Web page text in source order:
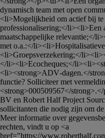
dynamisch team met open
<li>Mogelijkheid om actief bij te
professionalisering;</li><li>Een
maatschappelijke relevantie;</
met o.a.:</
<li>Groepsverzekering;</
</li><li>Ecocheques;</
<li><strong>ADV‑dagen.</
functie? Solliciteer met
<strong>000509567</
BV en Robert Half Project
sollicitanten die nodig zijn om
Meer informatie over
rechten, vindt u op <a
href="https://